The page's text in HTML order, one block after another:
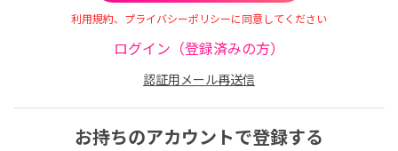
利用規約、プライバシーポリシーに同意してください
ログイン（登録済みの方）
認証用メール再送信
お持ちのアカウントで登録する